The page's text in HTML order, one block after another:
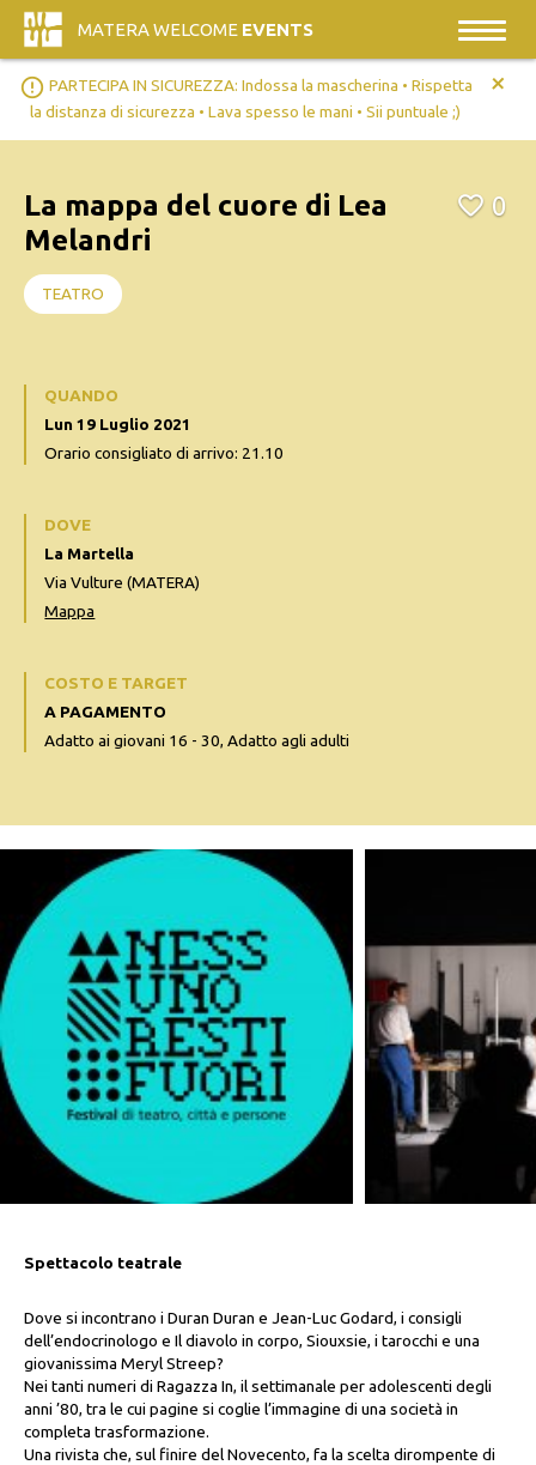
MATERA WELCOME EVENTS
error_outline PARTECIPA IN SICUREZZA: Indossa la mascherina • Rispetta
la distanza di sicurezza • Lava spesso le mani • Sii puntuale ;)
+
Spettacolo teatrale
Dove si incontrano i Duran Duran e Jean-Luc Godard, i consigli
dell’endocrinologo e Il diavolo in corpo, Siouxsie, i tarocchi e una
giovanissima Meryl Streep?
Nei tanti numeri di Ragazza In, il settimanale per adolescenti degli
anni ’80, tra le cui pagine si coglie l’immagine di una società in
completa trasformazione.
Una rivista che, sul finire del Novecento, fa la scelta dirompente di
La mappa del cuore di Lea
Melandri
0
TEATRO
QUANDO
Lun 19 Luglio 2021
Orario consigliato di arrivo: 21.10
DOVE
La Martella
Via Vulture (MATERA)
Mappa
COSTO E TARGET
A PAGAMENTO
Adatto ai giovani 16 - 30, Adatto agli adulti